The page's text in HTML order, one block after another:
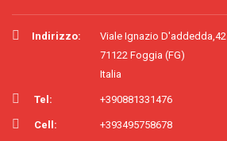
Indirizzo:
Viale Ignazio D'addedda,42
71122 Foggia (FG)
Italia
Tel: +390881331476
Cell: +393495758678